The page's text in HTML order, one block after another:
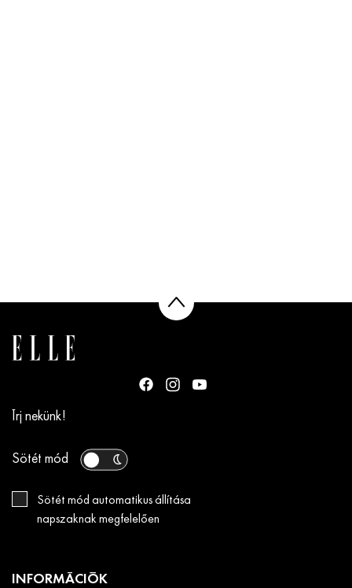
Írj nekünk!
Sötét mód
Sötét mód automatikus állítása
napszaknak megfelelően
INFORMÁCIÓK